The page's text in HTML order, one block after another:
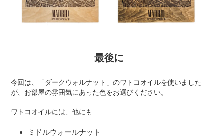
最後に
今回は、「ダークウォルナット」のワトコオイルを使いました
が、お部屋の雰囲気にあった色をお選びください。
ワトコオイルには、他にも
ミドルウォールナット